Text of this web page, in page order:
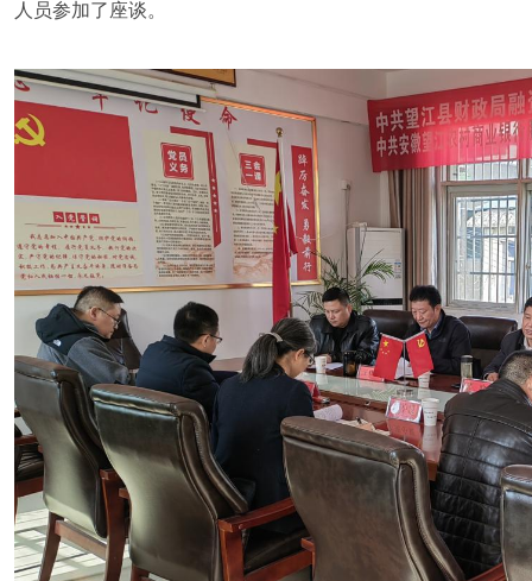
人员参加了座谈。